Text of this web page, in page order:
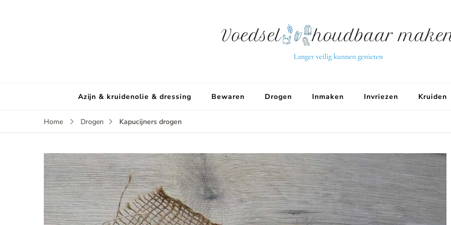
Azijn & kruidenolie & dressing Bewaren Drogen Inmaken Invriezen Kruiden
Home Drogen Kapucijners drogen